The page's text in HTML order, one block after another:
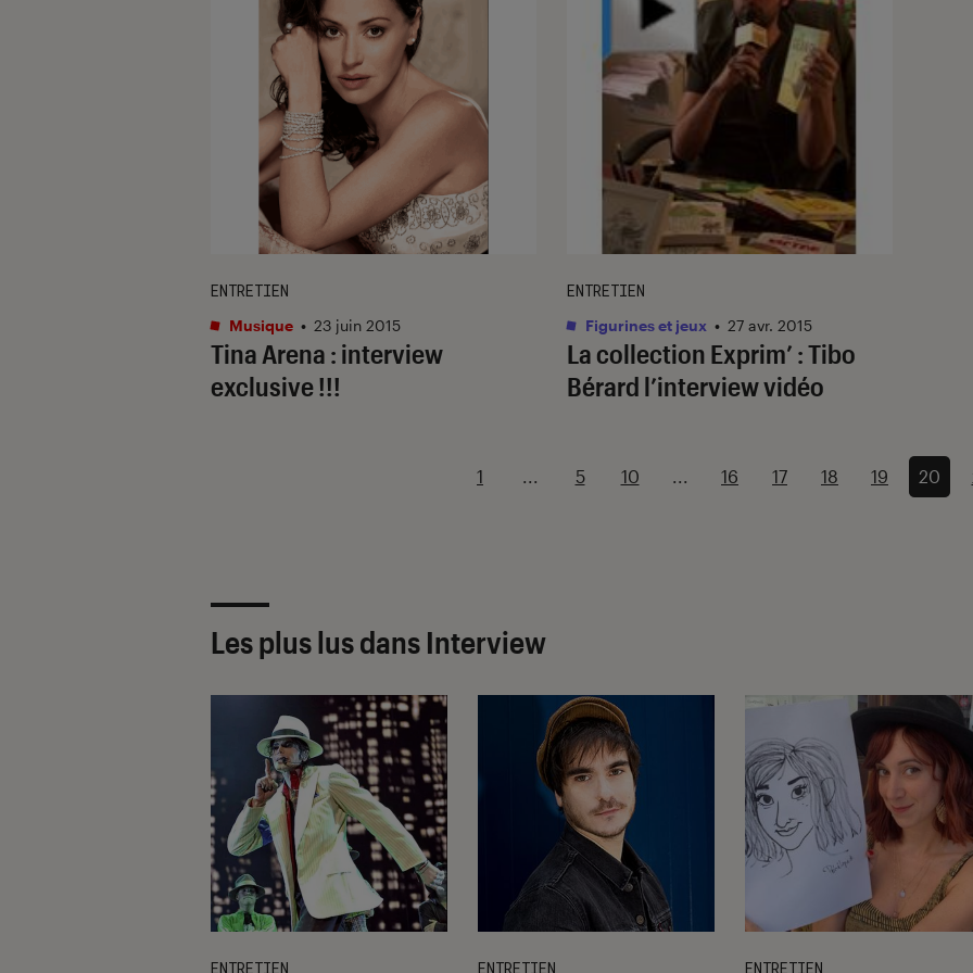
Tina Arena : interview
exclusive !!!
ENTRETIEN
Musique • 23 juin 2015
La collection Exprim’ : Tibo
Bérard l’interview vidéo
ENTRETIEN
Figurines et jeux • 27 avr. 2015
1 ... 5 10 ... 16 17 18 19 20
Les plus lus dans Interview
ENTRETIEN ENTRETIEN ENTRETIEN